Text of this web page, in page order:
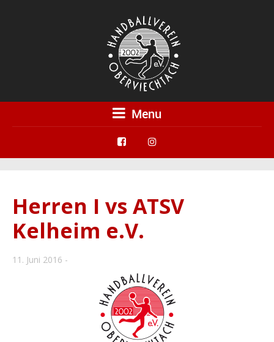
Menu
Herren I vs ATSV
Kelheim e.V.
11. Juni 2016